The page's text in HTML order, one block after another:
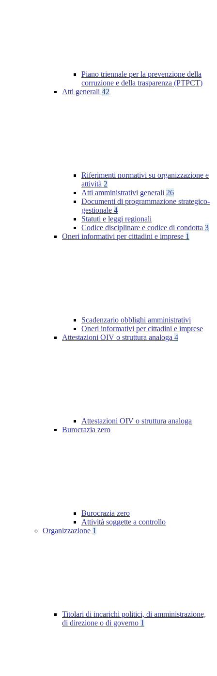
Piano triennale per la prevenzione della
corruzione e della trasparenza (PTPCT)
Atti generali 42
Riferimenti normativi su organizzazione e
attività 2
Atti amministrativi generali 26
Documenti di programmazione strategico-
gestionale 4
Statuti e leggi regionali
Codice disciplinare e codice di condotta 3
Oneri informativi per cittadini e imprese 1
Scadenzario obblighi amministrativi
Oneri informativi per cittadini e imprese
Attestazioni OIV o struttura analoga 4
Attestazioni OIV o struttura analoga
Burocrazia zero
Burocrazia zero
Attività soggette a controllo
Organizzazione 1
Titolari di incarichi politici, di amministrazione,
di direzione o di governo 1